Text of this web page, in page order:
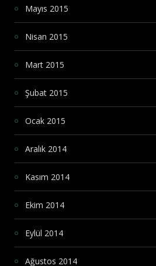
Mayıs 2015
Nisan 2015
Mart 2015
Şubat 2015
Ocak 2015
Aralık 2014
Kasım 2014
Ekim 2014
Eylül 2014
Ağustos 2014